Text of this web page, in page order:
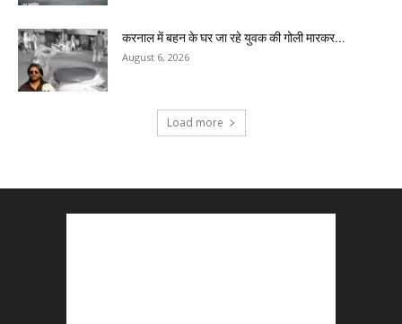
करनाल में बहन के घर जा रहे युवक की गोली मारकर...
August 6, 2026
Load more